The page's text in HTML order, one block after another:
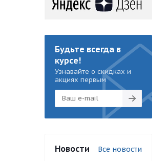
Будьте всегда в
курсе!
Узнавайте о скидках и
акциях первым
Новости Все новости